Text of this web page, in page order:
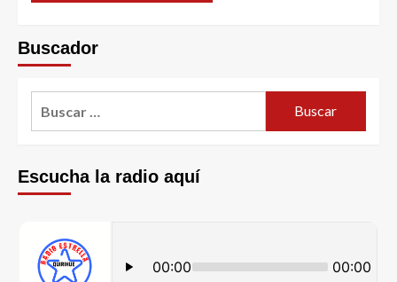
Buscador
Escucha la radio aquí